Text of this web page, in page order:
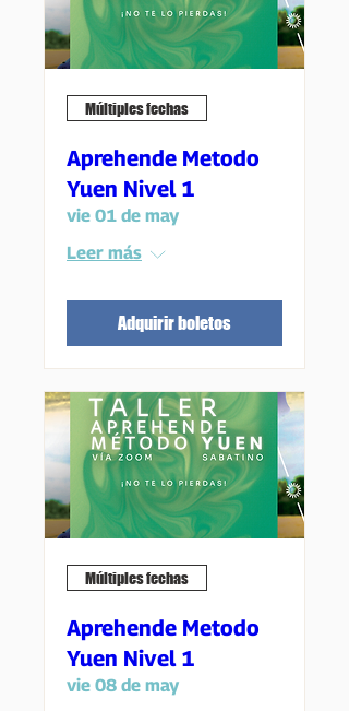
Múltiples fechas
Aprehende Metodo
Yuen Nivel 1
vie 01 de may
Leer más
Adquirir boletos
Múltiples fechas
Aprehende Metodo
Yuen Nivel 1
vie 08 de may